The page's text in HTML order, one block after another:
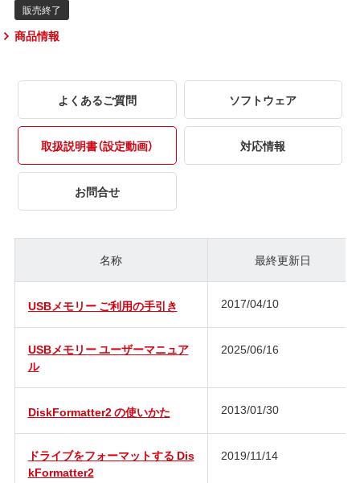
商品情報
よくあるご質問 ソフトウェア
取扱説明書（設定動画） 対応情報
お問合せ
名称 最終更新日
USBメモリー ご利用の手引き 2017/04/10
USBメモリー ユーザーマニュア
ル
2025/06/16
DiskFormatter2 の使いかた 2013/01/30
ドライブをフォーマットする Dis
kFormatter2
2019/11/14